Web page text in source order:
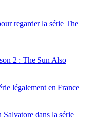
regarder la série The
2 : The Sun Also
légalement en France
dans la série